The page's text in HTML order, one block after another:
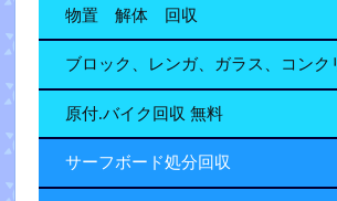
物置 解体 回収
ブロック、レンガ、ガラス、コンク
原付.バイク回収 無料
サーフボード処分回収